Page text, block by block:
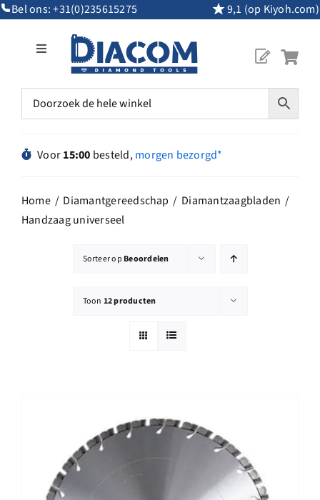
GaBel ons:+31(0)235615275 9,1 (op Kiyoh.com)
Toggle
Navigation
Mijn Account
Overig Gereedschap
Voor15:00 besteld,morgen bezorgd*
Home Diamantgereedschap
Diamantzaagbladen
Handzaag universeel
Sorteer op Beoordelen
Toon 12 producten